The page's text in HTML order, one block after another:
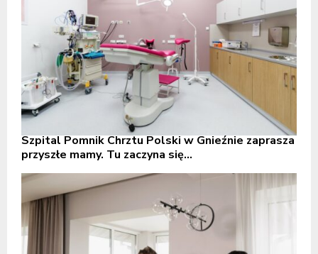
Szpital Pomnik Chrztu Polski w Gnieźnie zaprasza
przyszłe mamy. Tu zaczyna się...